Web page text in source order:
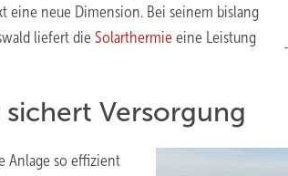
neue Dimension. Bei seinem bislang
liefert die Solarthermie eine Leistung
Versorgung
Anlage so effizient